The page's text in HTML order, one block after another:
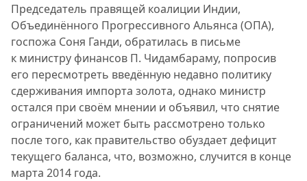
Председатель правящей коалиции Индии,
Объединённого Прогрессивного Альянса (ОПА),
госпожа Соня Ганди, обратилась в письме
к министру финансов П. Чидамбараму, попросив
его пересмотреть введённую недавно политику
сдерживания импорта золота, однако министр
остался при своём мнении и объявил, что снятие
ограничений может быть рассмотрено только
после того, как правительство обуздает дефицит
текущего баланса, что, возможно, случится в конце
марта 2014 года.